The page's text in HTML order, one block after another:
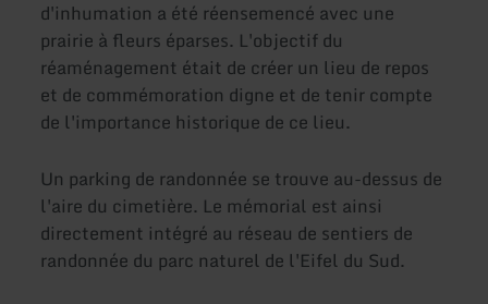
d'inhumation a été réensemencé avec une
prairie à fleurs éparses. L'objectif du
réaménagement était de créer un lieu de repos
et de commémoration digne et de tenir compte
de l'importance historique de ce lieu.
Un parking de randonnée se trouve au-dessus de
l'aire du cimetière. Le mémorial est ainsi
directement intégré au réseau de sentiers de
randonnée du parc naturel de l'Eifel du Sud.